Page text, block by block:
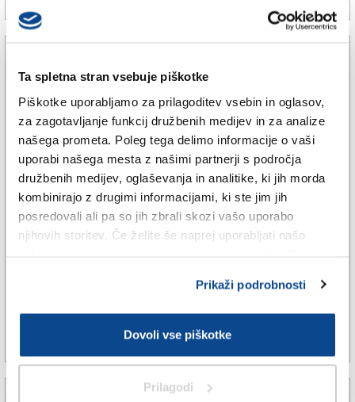
Ta spletna stran vsebuje piškotke
Piškotke uporabljamo za prilagoditev vsebin in oglasov,
za zagotavljanje funkcij družbenih medijev in za analize
našega prometa. Poleg tega delimo informacije o vaši
uporabi našega mesta z našimi partnerji s področja
družbenih medijev, oglaševanja in analitike, ki jih morda
kombinirajo z drugimi informacijami, ki ste jim jih
posredovali ali pa so jih zbrali skozi vašo uporabo
njihovih storitev. Če želite še naprej uporabljati našo
Prikaži podrobnosti
Dovoli vse piškotke
Prilagodi
GORIŠKA
Oleottova nadaljevanka na ogled
8. jul. 2023 | 11:22